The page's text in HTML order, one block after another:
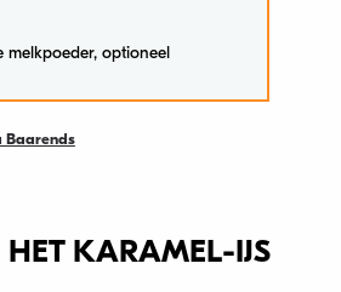
melkpoeder, optioneel
Baarends
KARAMEL-IJS